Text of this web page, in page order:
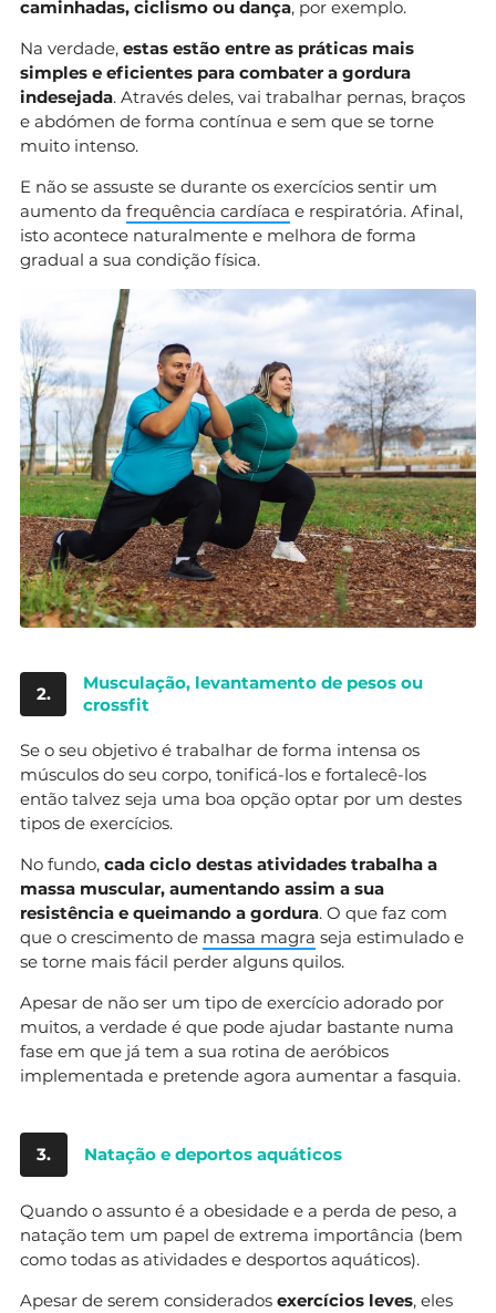
caminhadas, ciclismo ou dança, por exemplo.
Na verdade, estas estão entre as práticas mais
simples e eficientes para combater a gordura
indesejada. Através deles, vai trabalhar pernas, braços
e abdómen de forma contínua e sem que se torne
muito intenso.
E não se assuste se durante os exercícios sentir um
aumento da frequência cardíaca e respiratória. Afinal,
isto acontece naturalmente e melhora de forma
gradual a sua condição física.
2.
Musculação, levantamento de pesos ou
crossfit
Se o seu objetivo é trabalhar de forma intensa os
músculos do seu corpo, tonificá-los e fortalecê-los
então talvez seja uma boa opção optar por um destes
tipos de exercícios.
No fundo, cada ciclo destas atividades trabalha a
massa muscular, aumentando assim a sua
resistência e queimando a gordura. O que faz com
que o crescimento de massa magra seja estimulado e
se torne mais fácil perder alguns quilos.
Apesar de não ser um tipo de exercício adorado por
muitos, a verdade é que pode ajudar bastante numa
fase em que já tem a sua rotina de aeróbicos
implementada e pretende agora aumentar a fasquia.
3. Natação e deportos aquáticos
Quando o assunto é a obesidade e a perda de peso, a
natação tem um papel de extrema importância (bem
como todas as atividades e desportos aquáticos).
Apesar de serem considerados exercícios leves, eles